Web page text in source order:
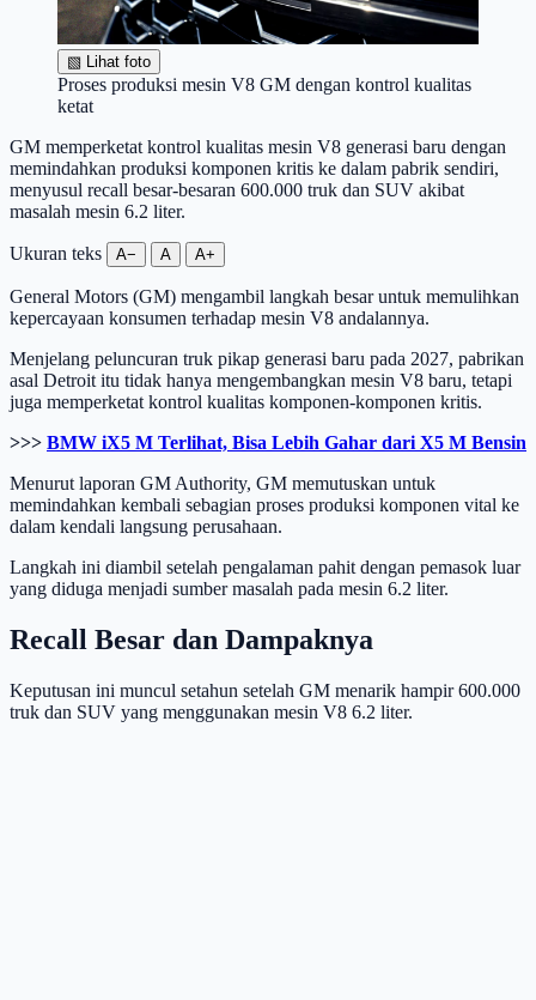
▧ Lihat foto
Proses produksi mesin V8 GM dengan kontrol kualitas
ketat
GM memperketat kontrol kualitas mesin V8 generasi baru dengan
memindahkan produksi komponen kritis ke dalam pabrik sendiri,
menyusul recall besar-besaran 600.000 truk dan SUV akibat
masalah mesin 6.2 liter.
Ukuran teks A− A A+
General Motors (GM) mengambil langkah besar untuk memulihkan
kepercayaan konsumen terhadap mesin V8 andalannya.
Menjelang peluncuran truk pikap generasi baru pada 2027, pabrikan
asal Detroit itu tidak hanya mengembangkan mesin V8 baru, tetapi
juga memperketat kontrol kualitas komponen-komponen kritis.
>>> BMW iX5 M Terlihat, Bisa Lebih Gahar dari X5 M Bensin
Menurut laporan GM Authority, GM memutuskan untuk
memindahkan kembali sebagian proses produksi komponen vital ke
dalam kendali langsung perusahaan.
Langkah ini diambil setelah pengalaman pahit dengan pemasok luar
yang diduga menjadi sumber masalah pada mesin 6.2 liter.
Recall Besar dan Dampaknya
Keputusan ini muncul setahun setelah GM menarik hampir 600.000
truk dan SUV yang menggunakan mesin V8 6.2 liter.